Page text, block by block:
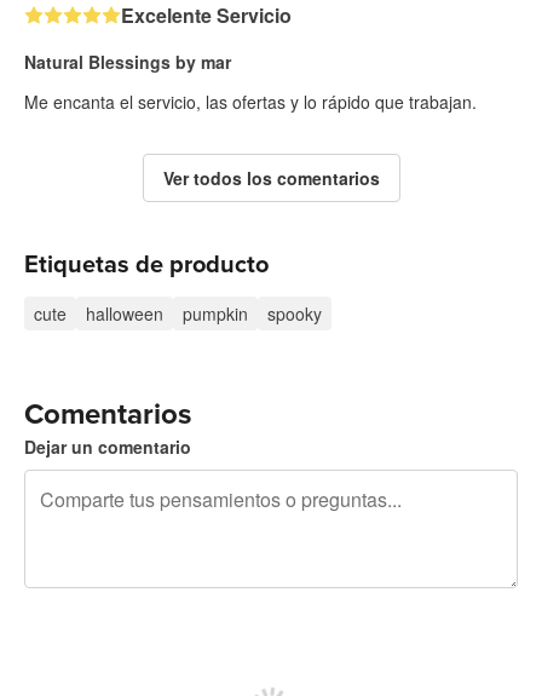
Excelente Servicio
Natural Blessings by mar
Me encanta el servicio, las ofertas y lo rápido que trabajan.
Ver todos los comentarios
Etiquetas de producto
cute halloween pumpkin spooky
Comentarios
Dejar un comentario